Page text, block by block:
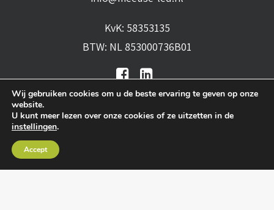
KvK: 58353135
BTW: NL 853000736B01
leveringsvoorwaarden
Wij gebruiken cookies om u de beste ervaring te geven op onze
website.
U kunt meer lezen over onze cookies of ze uitzetten in de
instellingen.
Accept